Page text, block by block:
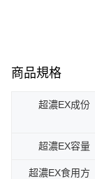
商品規格
超濃EX成份
超濃EX容量
超濃EX食用方